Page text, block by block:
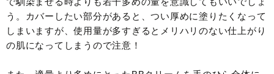
う。カバーしたい部分があると、つい厚めに塗りたくなって
しまいますが、使用量が多すぎるとメリハリのない仕上がり
の肌になってしまうので注意！